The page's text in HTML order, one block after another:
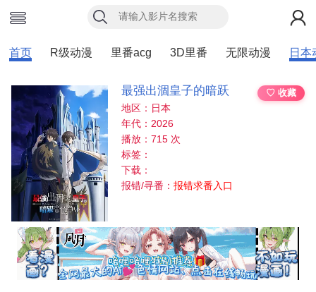
首页 R级动漫 里番acg 3D里番 无限动漫 日本
最强出涸皇子的暗跃
♡ 收藏
地区：日本
年代：2026
播放：715 次
标签：
下载：
报错/寻番：报错求番入口